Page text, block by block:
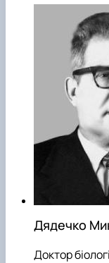
Дядечко
Доктор